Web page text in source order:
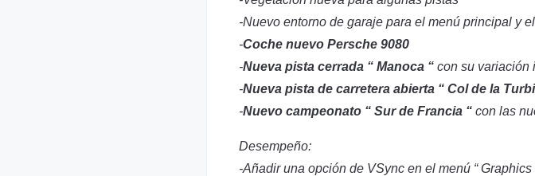
-Nuevo entorno de garaje para el menú principal y
-Coche nuevo Persche 9080
-Nueva pista cerrada “ Manoca “ con su variación
-Nueva pista de carretera abierta “ Col de la
-Nuevo campeonato “ Sur de Francia “ con las
Desempeño:
-Añadir una opción de VSync en el menú “